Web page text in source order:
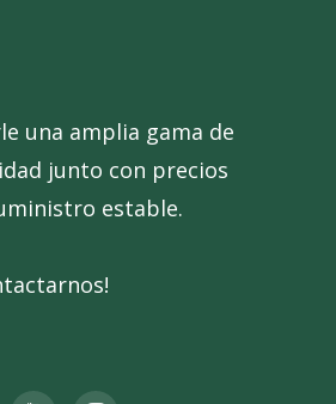
una amplia gama de
junto con precios
estable.